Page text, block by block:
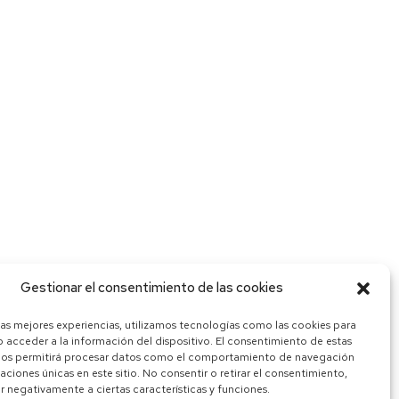
Gestionar el consentimiento de las cookies
mejores experiencias, utilizamos tecnologías como las cookies para
acceder a la información del dispositivo. El consentimiento de estas
permitirá procesar datos como el comportamiento de navegación
únicas en este sitio. No consentir o retirar el consentimiento,
negativamente a ciertas características y funciones.